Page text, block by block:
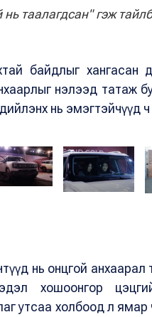
нь таалагдсан" гэж
байдлыг хангасан
нэлээд татаж
дийлэнх нь эмэгтэйчүүд
нь онцгой
хошоонгор
утсаа холбоод л